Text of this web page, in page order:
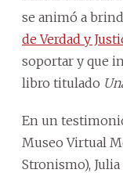
se animó a
de Verdad y
soportar y que
libro titulado
En un
Museo Virtual
Stronismo),